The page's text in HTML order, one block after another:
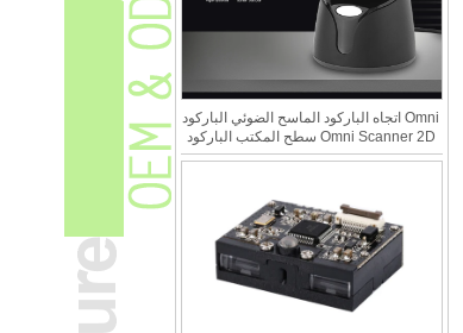
Omni اتجاه الباركود الماسح الضوئي الباركود
Omni Scanner 2D سطح المكتب الباركود